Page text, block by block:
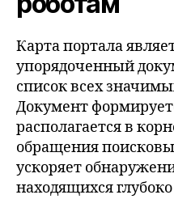
Карта портала
упорядоченный
список всех
Документ
располагается в
обращения
ускоряет
находящихся